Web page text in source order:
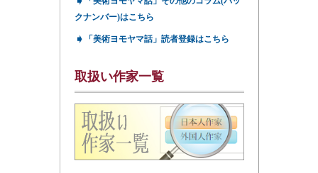
クナンバー)はこちら
➧ 「美術ヨモヤマ話」読者登録はこちら
取扱い作家一覧